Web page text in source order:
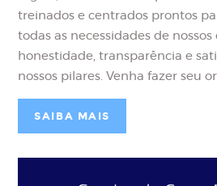
região, contamos com
treinados e centrados prontos
todas as necessidades de
honestidade, transparência e
SAIBA MAIS